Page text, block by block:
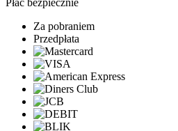
Za pobraniem
Przedpłata